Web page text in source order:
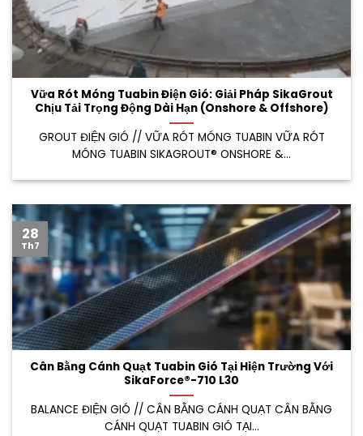
Vữa Rót Móng Tuabin Điện Gió: Giải Pháp SikaGrout
Chịu Tải Trọng Động Dài Hạn (Onshore & Offshore)
GROUT ĐIỆN GIÓ // VỮA RÓT MÓNG TUABIN VỮA RÓT
MÓNG TUABIN SIKAGROUT® ONSHORE &...
Cân Bằng Cánh Quạt Tuabin Gió Tại Hiện Trường Với
SikaForce®-710 L30
BALANCE ĐIỆN GIÓ // CÂN BẰNG CÁNH QUẠT CÂN BẰNG
CÁNH QUẠT TUABIN GIÓ TẠI...
28
Th7